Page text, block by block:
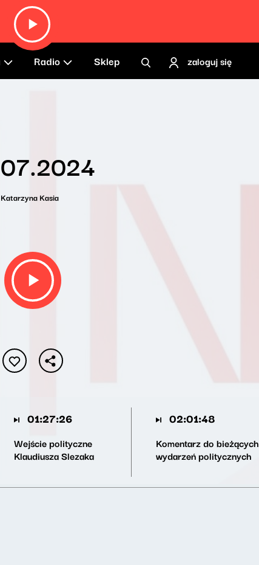
Radio Sklep zaloguj się
Katarzyna Kasia
01:27:26
Wejście polityczne
Klaudiusza Slezaka
02:01:48
Komentarz do bieżących
wydarzeń politycznych